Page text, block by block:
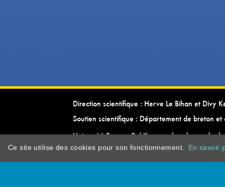
Direction scientifique : Herve Le Bihan et Divy
Soutien scientifique : Département de breton et
Université Rennes 2 / Kevrenn brezhoneg ha
Ce site utilise des cookies pour son fonctionnement. En savoir